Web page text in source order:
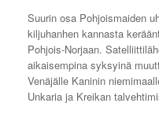
Suurin osa Pohjoismaiden
kiljuhanhen kannasta
Pohjois-Norjaan.
aikaisempina syksyinä
Venäjälle Kaninin
Unkaria ja Kreikan